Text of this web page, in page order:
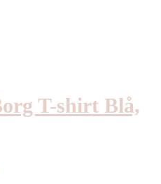
T-shirt Blå,